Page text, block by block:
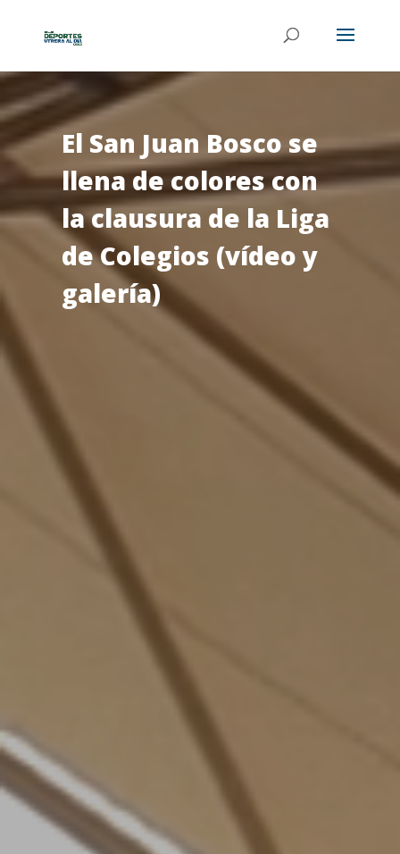
El San Juan Bosco se
llena de colores con
la clausura de la Liga
de Colegios (vídeo y
galería)